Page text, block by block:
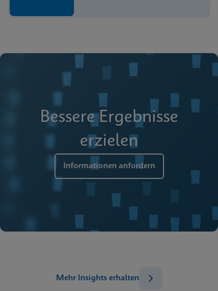
Bessere Ergebnisse
erzielen
Informationen anfordern
Mehr Insights erhalten